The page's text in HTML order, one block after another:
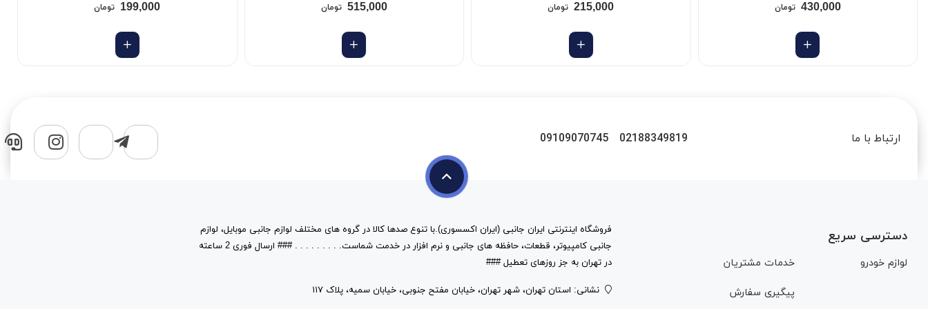
430,000 تومان 215,000 تومان 515,000 تومان 199,000 تومان
ارتباط با ما 02188349819
09109070745
دسترسی سریع
لوازم خودرو خدمات مشتریان
پیگیری سفارش
فروشگاه اینترنتی ایران جانبی (ایران اکسسوری).با تنوع صدها کالا در گروه های مختلف لوازم جانبی موبایل، لوازم
جانبی کامپیوتر، قطعات، حافظه های جانبی و نرم افزار در خدمت شماست. . . . . . . . . ### ارسال فوری 2 ساعته
در تهران به جز روزهای تعطیل ###
نشانی: استان تهران، شهر تهران، خیابان مفتح جنوبی، خیابان سمیه، پلاک ۱۱۷